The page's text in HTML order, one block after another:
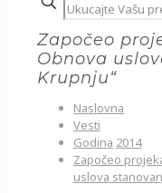
Započeo
Obnova
Krupnju“
Naslovna
Vesti
Godina 2014
Započeo
uslova